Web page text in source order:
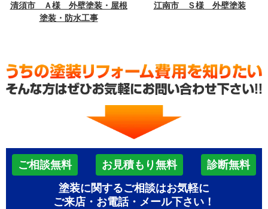
清須市 Ａ様 外壁塗装・屋根
塗装・防水工事
江南市 Ｓ様 外壁塗装
ご相談無料 お見積もり無料
診断無料
塗装に関するご相談はお気軽に
ご来店・お電話・メール下さい！